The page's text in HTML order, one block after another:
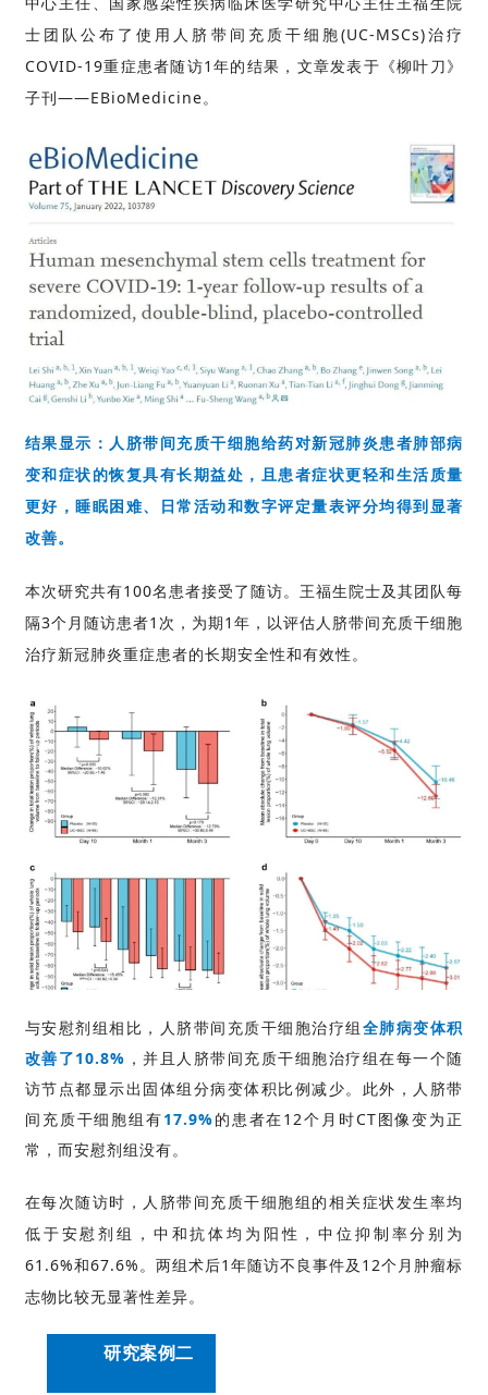
化
展
活
动
关
于
我
们
士团队公布了使用人脐带间充质干细胞(UC-MSCs)治疗
COVID-19重症患者随访1年的结果，文章发表于《柳叶刀》
子刊——EBioMedicine。
结果显示： 人脐带间充质干细胞给药对新冠肺炎患者肺部病
变和症状的恢复具有长期益处，且患者症状更轻和生活质量
更好，睡眠困难、日常活动和数字评定量表评分均得到显著
改善。
本次研究共有100名患者接受了随访。王福生院士及其团队每
隔3个月随访患者1次，为期1年，以评估人脐带间充质干细胞
治疗新冠肺炎重症患者的长期安全性和有效性。
与安慰剂组相比，人脐带间充质干细胞治疗组 全肺病变体积
改善了10.8% ，并且人脐带间充质干细胞治疗组在每一个随
访节点都显示出固体组分病变体积比例减少。此外，人脐带
间充质干细胞组有17.9%的患者在12个月时CT图像变为正
常，而安慰剂组没有。
在每次随访时，人脐带间充质干细胞组的相关症状发生率均
低于安慰剂组，中和抗体均为阳性，中位抑制率分别为
61.6%和67.6%。两组术后1年随访不良事件及12个月肿瘤标
志物比较无显著性差异。
研究案例二